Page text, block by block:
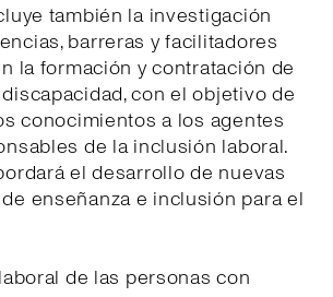
también la investigación
barreras y facilitadores
la formación y contratación de
con el objetivo de
conocimientos a los agentes
de la inclusión laboral.
el desarrollo de nuevas
enseñanza e inclusión para el
de las personas con